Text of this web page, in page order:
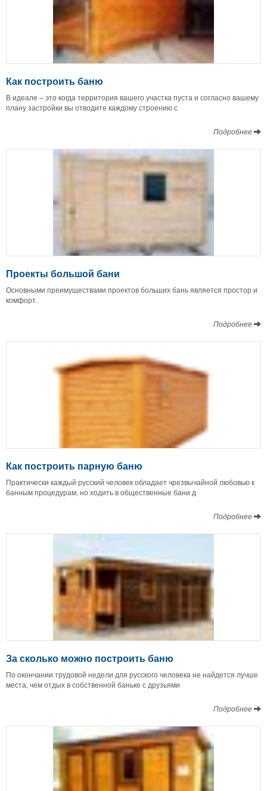
Как построить баню
В идеале – это когда территория вашего участка пуста и согласно вашему
плану застройки вы отводите каждому строению с
Подробнее
Проекты большой бани
Основными преимуществами проектов больших бань является простор и
комфорт.
Подробнее
Как построить парную баню
Практически каждый русский человек обладает чрезвычайной любовью к
банным процедурам, но ходить в общественные бани д
Подробнее
За сколько можно построить баню
По окончании трудовой недели для русского человека не найдется лучше
места, чем отдых в собственной баньке с друзьями
Подробнее